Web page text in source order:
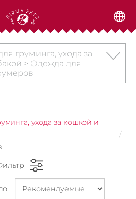
груминга, ухода за
> Одежда для
ухода за кошкой и